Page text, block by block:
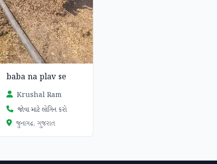
baba na plav se
Krushal Ram
જોવા માટે લોગિન કરો
જુનાગઢ, ગુજરાત